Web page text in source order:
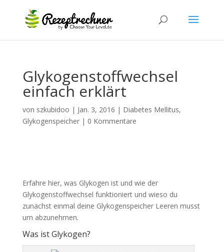
Glykogenstoffwechsel
einfach erklärt
von szkubidoo | Jan. 3, 2016 | Diabetes Mellitus,
Glykogenspeicher| 0 Kommentare
Erfahre hier, was Glykogen ist und wie der
Glykogenstoffwechsel funktioniert und wieso du
zunächst einmal deine Glykogenspeicher Leeren musst
um abzunehmen.
Was ist Glykogen?